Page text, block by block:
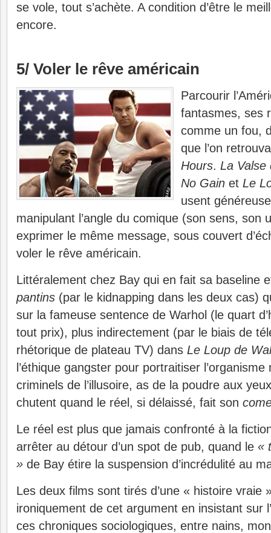
se vole, tout s’achète. A condition d’être le
encore.
5/ Voler le rêve américain
Parcourir
fantasmes, ses
comme un fou,
que l’on
Hours. La Valse
No Gain et Le
usent
manipulant l’angle du comique (son sens, son
exprimer le même message, sous couvert
voler le rêve américain.
Littéralement chez Bay qui en fait sa baseline
pantins (par le kidnapping dans les deux cas)
sur la fameuse sentence de Warhol (le quart
tout prix), plus indirectement (par le biais de
rhétorique de plateau TV) dans Le Loup de
l’éthique gangster pour portraitiser
criminels de l’illusoire, as de la poudre aux
chutent quand le réel, si délaissé, fait son
Le réel est plus que jamais confronté à la
arrêter au détour d’un spot de pub, quand le «
» de Bay étire la suspension d’incrédulité au
Les deux films sont tirés d’une « histoire vraie
ironiquement de cet argument en insistant sur
ces chroniques sociologiques, entre nains,